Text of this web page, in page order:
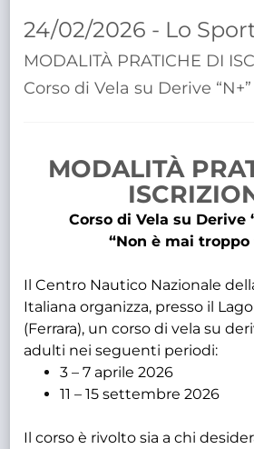
24/02/2026 - Lo
MODALITÀ PRATICHE DI
Corso di Vela su Derive
MODALITÀ
Corso di Vela su Derive
“Non è mai troppo
Il Centro Nautico Nazionale
Italiana organizza, presso il
(Ferrara), un corso di vela su
adulti nei seguenti periodi:
3 – 7 aprile 2026
11 – 15 settembre 2026
Il corso è rivolto sia a chi